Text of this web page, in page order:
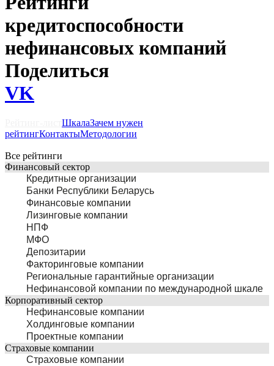
кредитоспособности
нефинансовых компаний
Поделиться
VK
ШкалаЗачем нужен
рейтингКонтактыМетодологии
Все рейтинги
Финансовый сектор
Кредитные организации
Банки Республики Беларусь
Финансовые компании
Лизинговые компании
НПФ
МФО
Депозитарии
Факторинговые компании
Региональные гарантийные организации
Нефинансовой компании по международной шкале
Корпоративный сектор
Нефинансовые компании
Холдинговые компании
Проектные компании
Страховые компании
Страховые компании